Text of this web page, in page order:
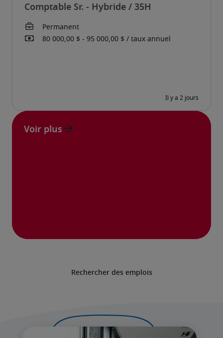
Rechercher des emplois
Comptable Sr. - Hybride / 35H
Voir plus